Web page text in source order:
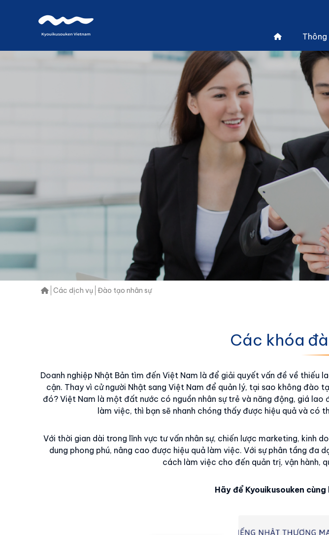
Các dịch vụ Đào tạo nhân sự
Các khóa
Doanh nghiệp Nhật Bản tìm đến Việt Nam là để giải quyết vấn đề về
cận. Thay vì cử người Nhật sang Việt Nam để quản lý, tại sao không
đó? Việt Nam là một đất nước có nguồn nhân sự trẻ và năng động, giá
làm việc, thì bạn sẽ nhanh chóng thấy được hiệu quả và có
Với thời gian dài trong lĩnh vực tư vấn nhân sự, chiến lược marketing, kinh
dung phong phú, nâng cao được hiệu quả làm việc. Với sự phân tầng
cách làm việc cho đến quản trị, vận hành,
Hãy để Kyouikusouken